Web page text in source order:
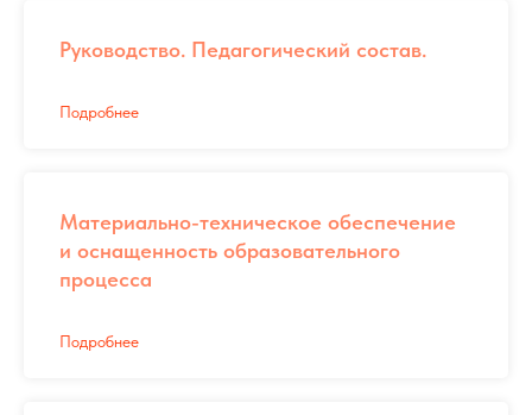
Руководство. Педагогический состав.
Подробнее
Материально-техническое обеспечение
и оснащенность образовательного
процесса
Подробнее